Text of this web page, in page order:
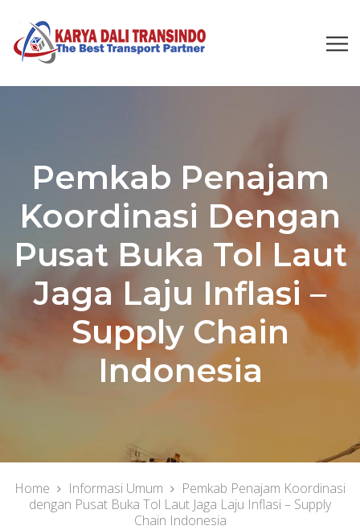
Pemkab Penajam
Koordinasi Dengan
Pusat Buka Tol Laut
Jaga Laju Inflasi –
Supply Chain
Indonesia
Home Informasi Umum
Pemkab Penajam Koordinasi
dengan Pusat Buka Tol Laut Jaga Laju Inflasi – Supply
Chain Indonesia